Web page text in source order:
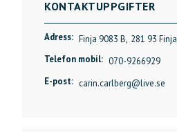
KONTAKTUPPGIFTER
Adress: Finja 9083 B, 281 93 Finja
Telefon mobil: 070-9266929
E-post: carin.carlberg@live.se